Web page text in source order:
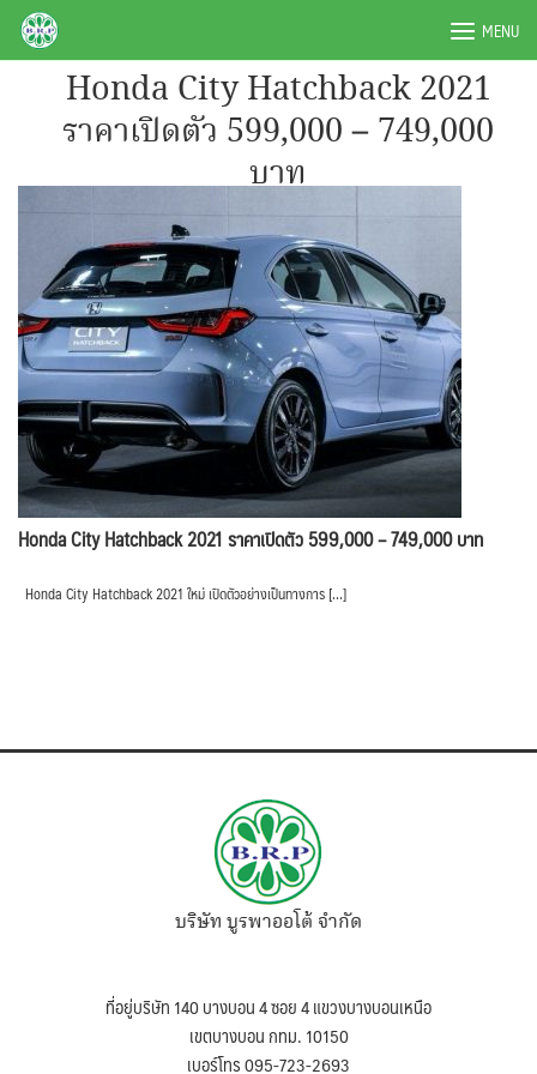
SkipBRPAUTO.COM MENU
Honda City Hatchback 2021
ราคาเปิดตัว 599,000 – 749,000
บาท
Honda City Hatchback 2021 ราคาเปิดตัว 599,000 – 749,000 บาท
Honda City Hatchback 2021 ใหม่ เปิดตัวอย่างเป็นทางการ […]
บริษัท บูรพาออโต้ จำกัด
ที่อยู่บริษัท 140 บางบอน 4 ซอย 4 แขวงบางบอนเหนือ
เขตบางบอน กทม. 10150
เบอร์โทร 095-723-2693